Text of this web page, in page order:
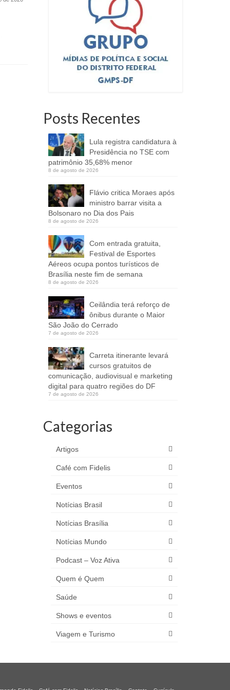
17 de setembro de 2025
SFA Itinerante e Irriga-DF reúnem
suporte e acesso e a programas de
escoamento de produção...
Posts Recentes
Lula registra candidatura à
Presidência no TSE com
patrimônio 35,68% menor
8 de agosto de 2026
Flávio critica Moraes após
ministro barrar visita a
Bolsonaro no Dia dos Pais
8 de agosto de 2026
Com entrada gratuita,
Festival de Esportes
Aéreos ocupa pontos turísticos de
Brasília neste fim de semana
8 de agosto de 2026
Ceilândia terá reforço de
ônibus durante o Maior
São João do Cerrado
7 de agosto de 2026
Carreta itinerante levará
cursos gratuitos de
comunicação, audiovisual e marketing
digital para quatro regiões do DF
7 de agosto de 2026
Categorias
Artigos
Café com Fidelis
Eventos
Notícias Brasil
Notícias Brasília
Notícias Mundo
Podcast – Voz Ativa
Quem é Quem
Saúde
Shows e eventos
Viagem e Turismo